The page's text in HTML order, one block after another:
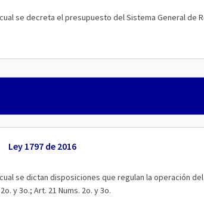
se decreta el presupuesto del Sistema General de
Ley 1797 de 2016
se dictan disposiciones que regulan la operación
y 3o.; Art. 21 Nums. 2o. y 3o.